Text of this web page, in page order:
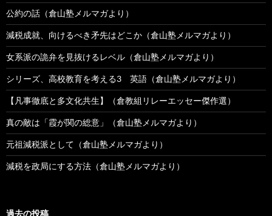
公約の話（倉山塾メルマガより）
減税成就、向けるべき矛先はどこか（倉山塾メルマガより）
女系派の詭弁を見抜けるレベル（倉山塾メルマガより）
シリーズ、高校教育を考える3 英語（倉山塾メルマガより）
【凡事徹底と多文化共生】（倉教組リレーエッセー傑作選）
真の敵は「霞が関の総意」（倉山塾メルマガより）
元祖減税派として（倉山塾メルマガより）
減税を政局にする方法（倉山塾メルマガより）
過去の投稿